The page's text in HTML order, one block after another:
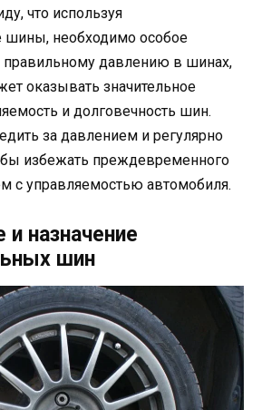
что используя
шины, необходимо особое
правильному давлению в шинах,
оказывать значительное
и долговечность шин.
за давлением и регулярно
избежать преждевременного
с управляемостью автомобиля.
назначение
шин